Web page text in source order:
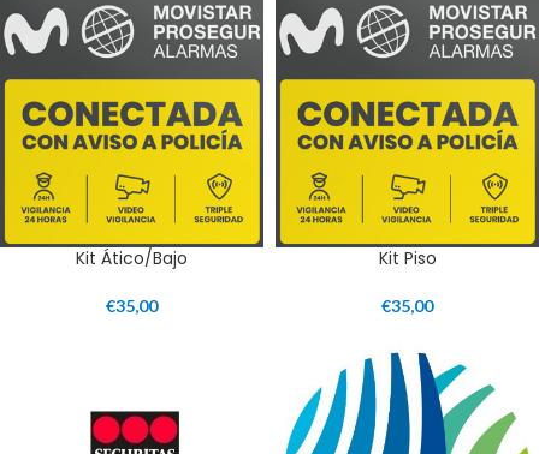
Kit Ático/Bajo
€35,00
Kit Piso
€35,00